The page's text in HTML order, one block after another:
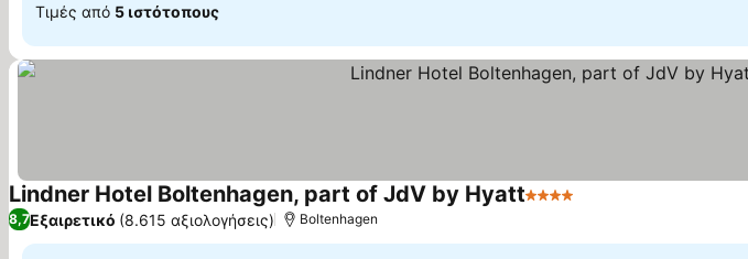
Τιμές από 5 ιστότοπους
Lindner Hotel Boltenhagen, part of JdV by Hyatt4 Αστέρια
8,7Εξαιρετικό (8.615 αξιολογήσεις) Boltenhagen